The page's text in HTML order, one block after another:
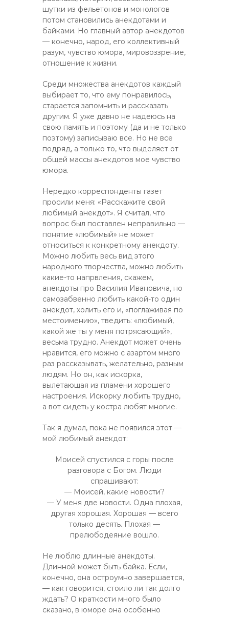
шутки из фельетонов и монологов
потом становились анекдотами и
байками. Но главный автор анекдотов
— конечно, народ, его коллективный
разум, чувство юмора, мировоззрение,
отношение к жизни.
Среди множества анекдотов каждый
выбирает то, что ему понравилось,
старается запомнить и рассказать
другим. Я уже давно не надеюсь на
свою память и поэтому (да и не только
поэтому) записываю все. Но не все
подряд, а только то, что выделяет от
общей массы анекдотов мое чувство
юмора.
Нередко корреспонденты газет
просили меня: «Расскажите свой
любимый анекдот». Я считал, что
вопрос был поставлен неправильно —
понятие «любимый» не может
относиться к конкретному анекдоту.
Можно любить весь вид этого
народного творчества, можно любить
какие-то напрвления, скажем,
анекдоты про Василия Ивановича, но
самозабвенно любить какой-то один
анекдот, холить его и, «поглаживая по
местоимению», тведить: «любимый,
какой же ты у меня потрясающий»,
весьма трудно. Анекдот может очень
нравится, его можно с азартом много
раз рассказывать, желательно, разным
людям. Но он, как искорка,
вылетающая из пламени хорошего
настроения. Искорку любить трудно,
а вот сидеть у костра любят многие.
Так я думал, пока не появился этот —
мой любимый анекдот:
Моисей спустился с горы после
разговора с Богом. Люди
спрашивают:
— Моисей, какие новости?
— У меня две новости. Одна плохая,
другая хорошая. Хорошая — всего
только десять. Плохая —
прелюбодеяние вошло.
Не люблю длинные анекдоты.
Длинной может быть байка. Если,
конечно, она остроумно завершается,
— как говорится, стоило ли так долго
ждать? О краткости много было
сказано, в юморе она особенно